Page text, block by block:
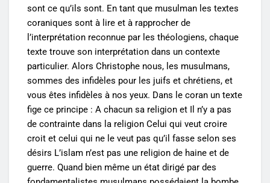
sont ce qu’ils sont. En tant que musulman les textes
coraniques sont à lire et à rapprocher de
l’interprétation reconnue par les théologiens, chaque
texte trouve son interprétation dans un contexte
particulier. Alors Christophe nous, les musulmans,
sommes des infidèles pour les juifs et chrétiens, et
vous êtes infidèles à nos yeux. Dans le coran un texte
fige ce principe : A chacun sa religion et Il n’y a pas
de contrainte dans la religion Celui qui veut croire
croit et celui qui ne le veut pas qu’il fasse selon ses
désirs L’islam n’est pas une religion de haine et de
guerre. Quand bien même un état dirigé par des